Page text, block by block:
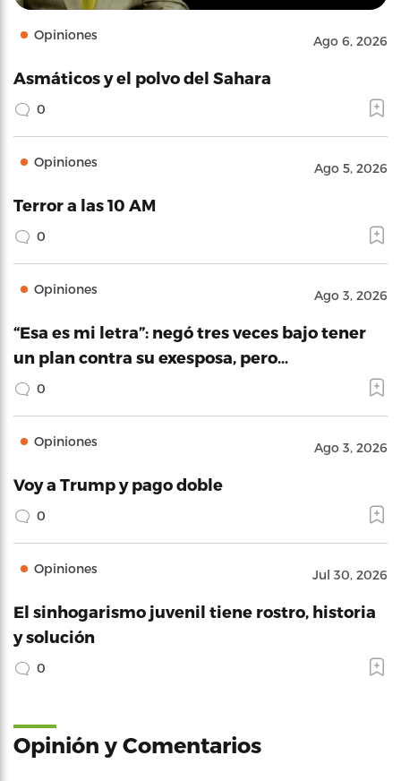
Opiniones Ago 6, 2026
Asmáticos y el polvo del Sahara
0
Opiniones Ago 5, 2026
Terror a las 10 AM
0
Opiniones Ago 3, 2026
“Esa es mi letra”: negó tres veces bajo tener
un plan contra su exesposa, pero…
0
Opiniones Ago 3, 2026
Voy a Trump y pago doble
0
Opiniones Jul 30, 2026
El sinhogarismo juvenil tiene rostro, historia
y solución
0
Opinión y Comentarios